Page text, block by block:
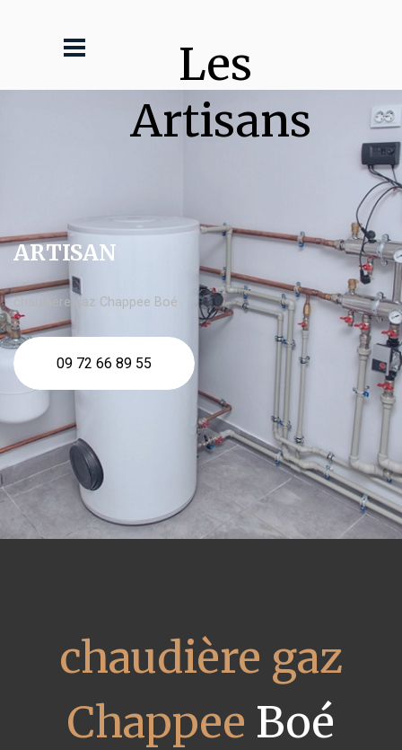
Les
Artisans
ARTISAN
chaudière gaz Chappee Boé
09 72 66 89 55
chaudière gaz
Chappee Boé